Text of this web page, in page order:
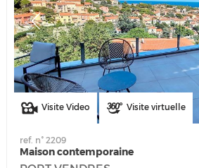
Visite Video Visite virtuelle
ref. n° 2209
Maison contemporaine